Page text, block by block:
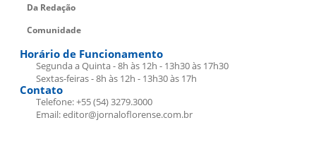
Da Redação
Comunidade
Horário de Funcionamento
Segunda a Quinta - 8h às 12h - 13h30 às 17h30
Sextas-feiras - 8h às 12h - 13h30 às 17h
Contato
Telefone: +55 (54) 3279.3000
Email: editor@jornaloflorense.com.br